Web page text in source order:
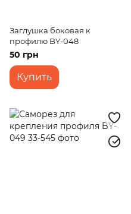
Заглушка боковая к
профилю BY-048
50 грн
Купить